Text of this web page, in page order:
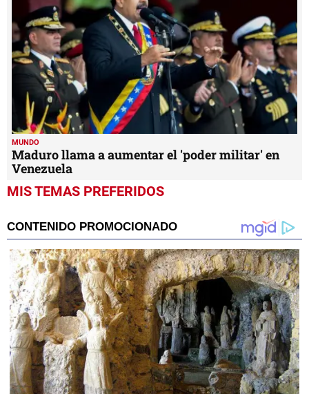
MUNDO
Maduro llama a aumentar el 'poder militar' en
Venezuela
MIS TEMAS PREFERIDOS